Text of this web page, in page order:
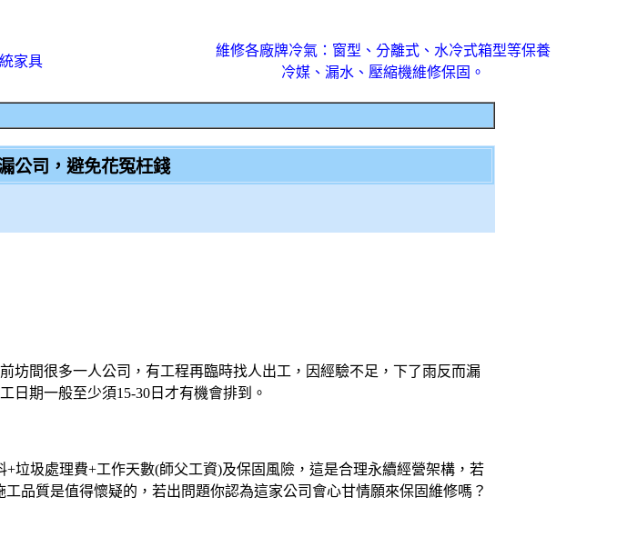
維修各廠牌冷氣：窗型、分離式、水冷式箱型等保養
冷媒、漏水、壓縮機維修保固。
公司，避免花冤枉錢
坊間很多一人公司，有工程再臨時找人出工，因經驗不足，下了雨反而漏
日期一般至少須15-30日才有機會排到。
垃圾處理費+工作天數(師父工資)及保固風險，這是合理永續經營架構，若
品質是值得懷疑的，若出問題你認為這家公司會心甘情願來保固維修嗎？